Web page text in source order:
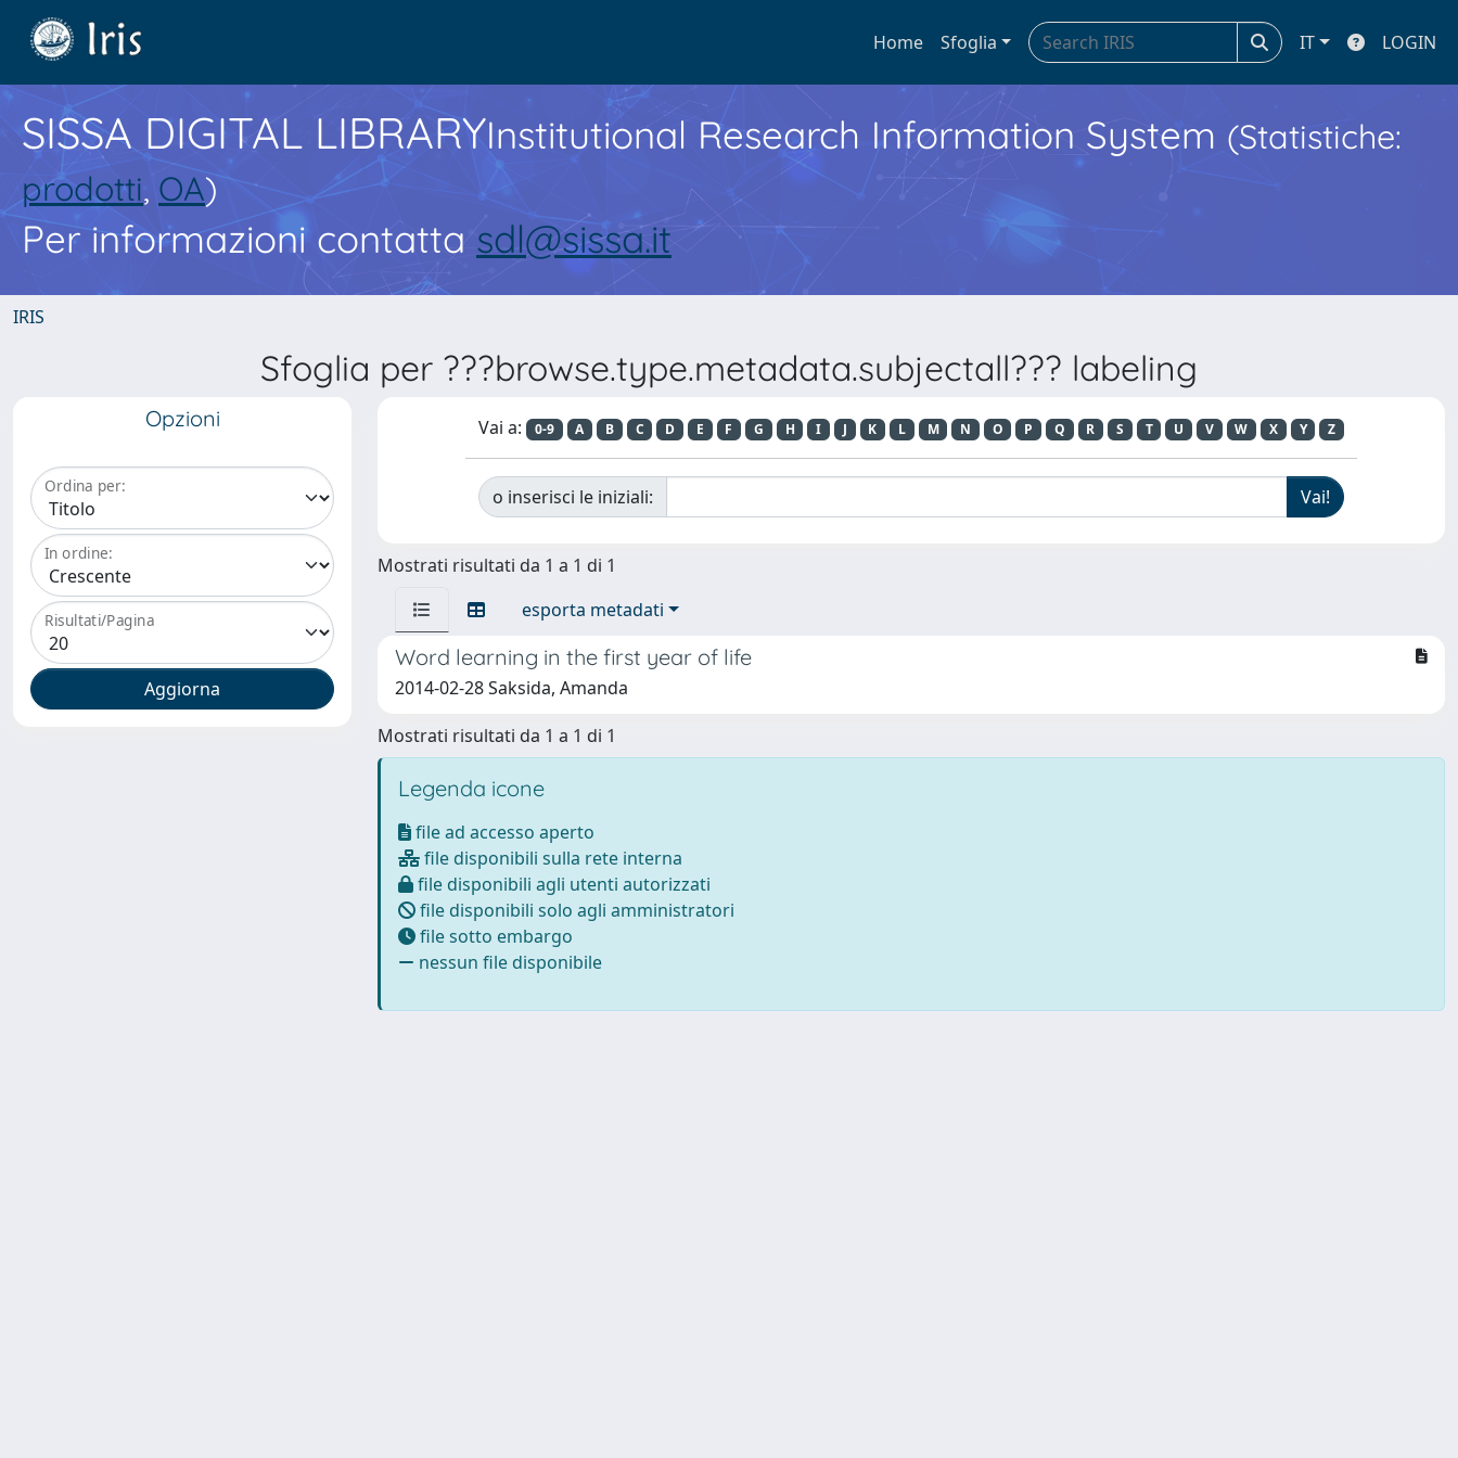
Home Sfoglia IT LOGIN
SISSA DIGITAL LIBRARYInstitutional Research Information System (Statistiche:
prodotti, OA)
Per informazioni contatta sdl@sissa.it
IRIS
Sfoglia per ???browse.type.metadata.subjectall??? labeling
Opzioni
Ordina per:
In ordine:
Risultati/Pagina
Vai a: 0-9 A B C D E F G H I J K L M N O P Q R S T U V W X Y Z
o inserisci le iniziali:
Mostrati risultati da 1 a 1 di 1
esporta metadati
Word learning in the first year of life
2014-02-28 Saksida, Amanda
Mostrati risultati da 1 a 1 di 1
Legenda icone
file ad accesso aperto
file disponibili sulla rete interna
file disponibili agli utenti autorizzati
file disponibili solo agli amministratori
file sotto embargo
nessun file disponibile